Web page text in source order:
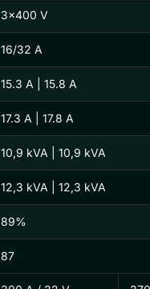
3×400 V
16/32 A
15.3 A | 15.8 A
17.3 A | 17.8 A
10,9 kVA | 10,9 kVA
12,3 kVA | 12,3 kVA
89%
87